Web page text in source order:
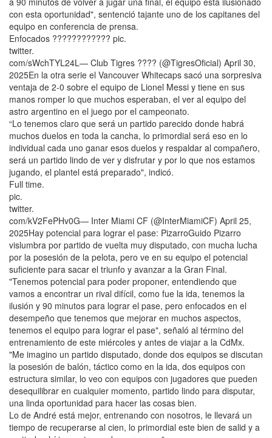
con esta oportunidad", sentenció tajante uno de los capitanes del
equipo en conferencia de prensa.
Enfocados ???????????? pic.
twitter.
com/sWchTYL24L— Club Tigres ???? (@TigresOficial) April 30,
2025En la otra serie el Vancouver Whitecaps sacó una sorpresiva
ventaja de 2-0 sobre el equipo de Lionel Messi y tiene en sus
manos romper lo que muchos esperaban, el ver al equipo del
astro argentino en el juego por el campeonato.
“Lo tenemos claro que será un partido parecido donde habrá
muchos duelos en toda la cancha, lo primordial será eso en lo
individual cada uno ganar esos duelos y respaldar al compañero,
será un partido lindo de ver y disfrutar y por lo que nos estamos
jugando, el plantel está preparado", indicó.
Full time.
pic.
twitter.
com/kV2FePHv0G— Inter Miami CF (@InterMiamiCF) April 25,
2025Hay potencial para lograr el pase: PizarroGuido Pizarro
vislumbra por partido de vuelta muy disputado, con mucha lucha
por la posesión de la pelota, pero ve en su equipo el potencial
suficiente para sacar el triunfo y avanzar a la Gran Final.
"Tenemos potencial para poder proponer, entendiendo que
vamos a encontrar un rival difícil, como fue la ida, tenemos la
ilusión y 90 minutos para lograr el pase, pero enfocados en el
desempeño que tenemos que mejorar en muchos aspectos,
tenemos el equipo para lograr el pase", señaló al término del
entrenamiento de este miércoles y antes de viajar a la CdMx.
"Me imagino un partido disputado, donde dos equipos se discutan
la posesión de balón, táctico como en la ida, dos equipos con
estructura similar, lo veo con equipos con jugadores que pueden
desequilibrar en cualquier momento, partido lindo para disputar,
una linda oportunidad para hacer las cosas bien.
Lo de André está mejor, entrenando con nosotros, le llevará un
tiempo de recuperarse al cien, lo primordial este bien de salid y a